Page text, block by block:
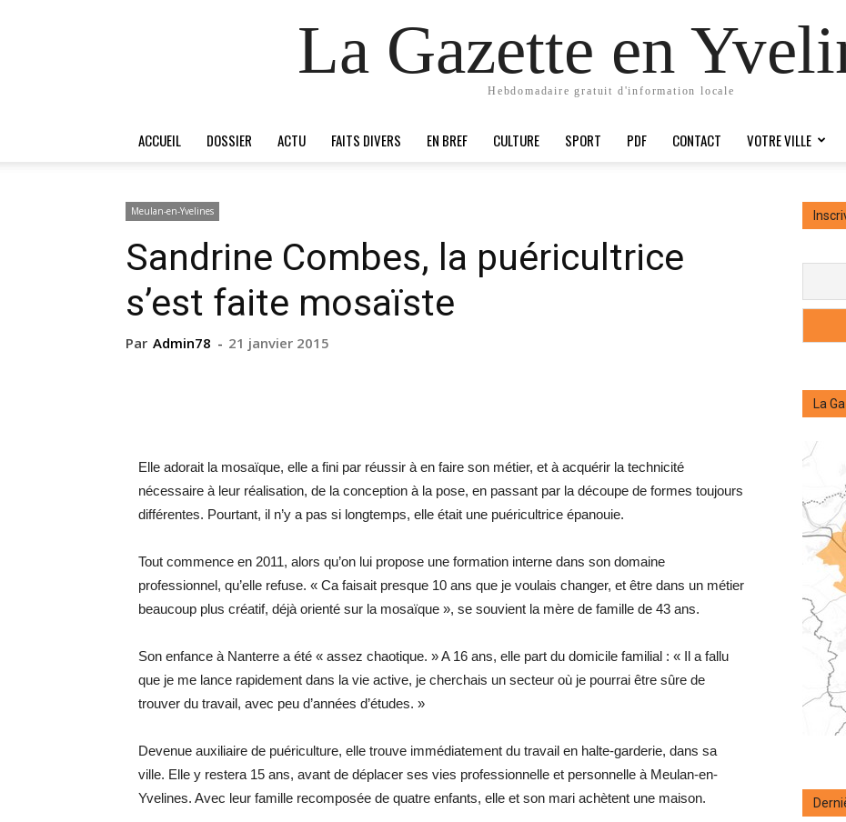
La Gazette en
Hebdomadaire gratuit d'information locale
ACCUEIL DOSSIER ACTU FAITS DIVERS EN BREF CULTURE SPORT PDF CONTACT VOTRE VILLE
Meulan-en-Yvelines
Sandrine Combes, la puéricultrice
s’est faite mosaïste
Par Admin78 - 21 janvier 2015
Elle adorait la mosaïque, elle a fini par réussir à en faire son métier, et à acquérir la technicité
nécessaire à leur réalisation, de la conception à la pose, en passant par la découpe de formes toujours
différentes. Pourtant, il n’y a pas si longtemps, elle était une puéricultrice épanouie.
Tout commence en 2011, alors qu’on lui propose une formation interne dans son domaine
professionnel, qu’elle refuse. « Ca faisait presque 10 ans que je voulais changer, et être dans un métier
beaucoup plus créatif, déjà orienté sur la mosaïque », se souvient la mère de famille de 43 ans.
Son enfance à Nanterre a été « assez chaotique. » A 16 ans, elle part du domicile familial : « Il a fallu
que je me lance rapidement dans la vie active, je cherchais un secteur où je pourrai être sûre de
trouver du travail, avec peu d’années d’études. »
Devenue auxiliaire de puériculture, elle trouve immédiatement du travail en halte-garderie, dans sa
ville. Elle y restera 15 ans, avant de déplacer ses vies professionnelle et personnelle à Meulan-en-
Yvelines. Avec leur famille recomposée de quatre enfants, elle et son mari achètent une maison.
La